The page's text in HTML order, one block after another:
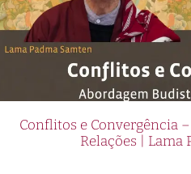
Conflitos e Convergência
Relações | Lama